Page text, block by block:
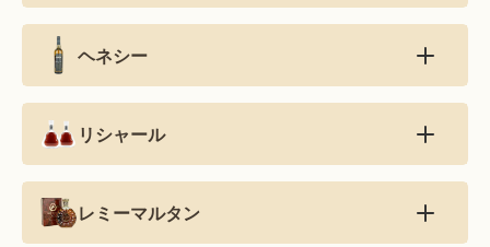
ヘネシー
リシャール
レミーマルタン